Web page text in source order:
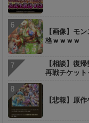
【画像】モ
格ｗｗｗｗ
【相談】復
再戦チケット
【悲報】原